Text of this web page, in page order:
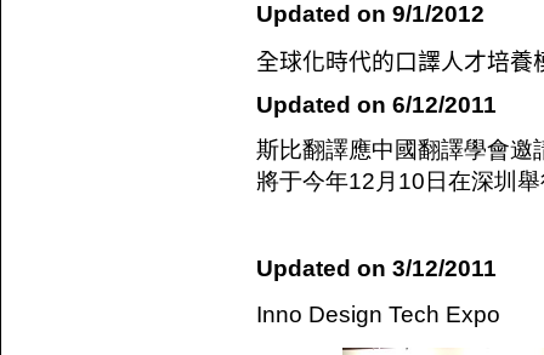
Updated on 9/1/2012
全球化時代的口譯人才培養
Updated on 6/12/2011
斯比翻譯應中國翻譯學會
將于今年12月10日在深圳
Updated on 3/12/2011
Inno Design Tech Expo